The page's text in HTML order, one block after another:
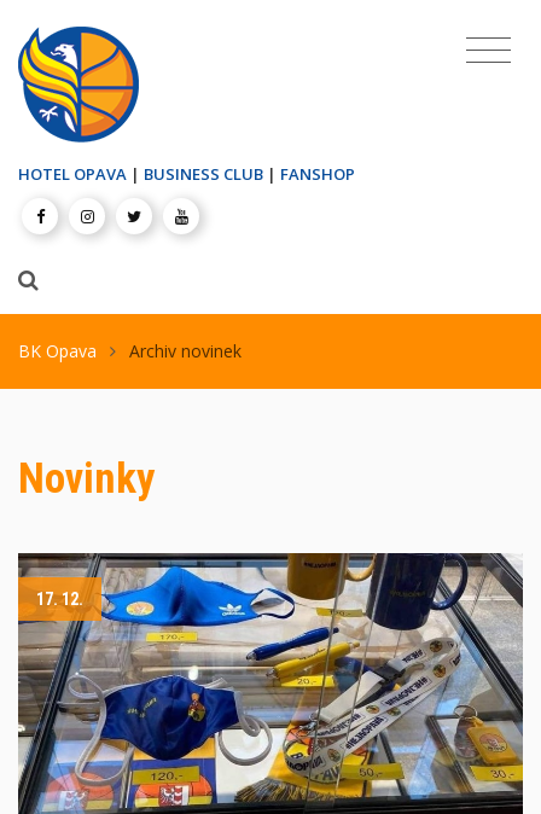
HOTEL OPAVA | BUSINESS CLUB | FANSHOP
BK Opava Archiv novinek
Novinky
17. 12.